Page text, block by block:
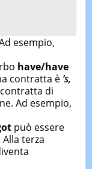
esempio,
have/have
contratta è ‘s,
di
Ad esempio,
può essere
Alla terza